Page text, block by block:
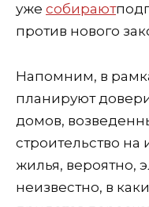
уже собирают
против нового
Напомним, в
планируют
домов,
строительство
жилья, вероятно,
неизвестно, в к